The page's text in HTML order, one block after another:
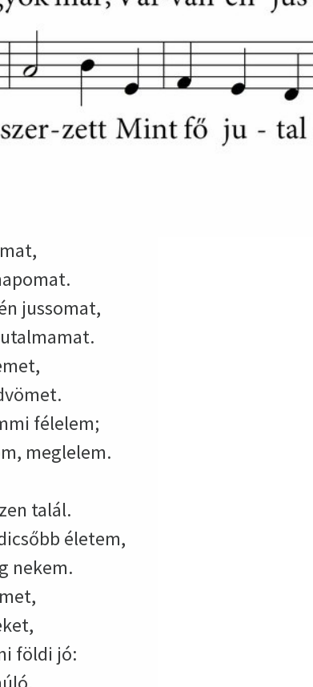
jussomat,
félelem;
meglelem.
talál.
életem,
nekem.
földi jó: